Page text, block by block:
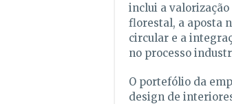
inclui a
florestal, a aposta
circular e a
no processo
O portefólio da
design de